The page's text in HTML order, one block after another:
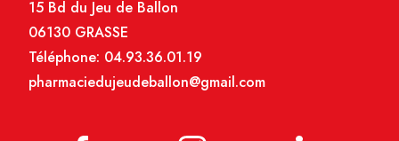
15 Bd du Jeu de Ballon
06130 GRASSE
Téléphone: 04.93.36.01.19
pharmaciedujeudeballon@gmail.com